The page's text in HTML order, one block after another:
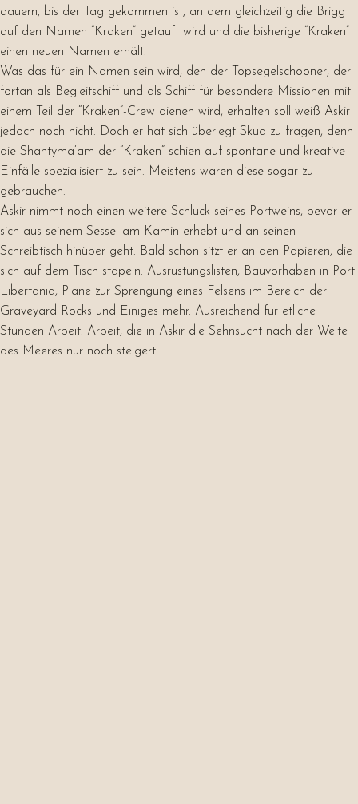
dauern, bis der Tag gekommen ist, an dem gleichzeitig die Brigg
auf den Namen “Kraken” getauft wird und die bisherige “Kraken”
einen neuen Namen erhält.
Was das für ein Namen sein wird, den der Topsegelschooner, der
fortan als Begleitschiff und als Schiff für besondere Missionen mit
einem Teil der “Kraken”-Crew dienen wird, erhalten soll weiß Askir
jedoch noch nicht. Doch er hat sich überlegt Skua zu fragen, denn
die Shantyma’am der “Kraken” schien auf spontane und kreative
Einfälle spezialisiert zu sein. Meistens waren diese sogar zu
gebrauchen.
Askir nimmt noch einen weitere Schluck seines Portweins, bevor er
sich aus seinem Sessel am Kamin erhebt und an seinen
Schreibtisch hinüber geht. Bald schon sitzt er an den Papieren, die
sich auf dem Tisch stapeln. Ausrüstungslisten, Bauvorhaben in Port
Libertania, Pläne zur Sprengung eines Felsens im Bereich der
Graveyard Rocks und Einiges mehr. Ausreichend für etliche
Stunden Arbeit. Arbeit, die in Askir die Sehnsucht nach der Weite
des Meeres nur noch steigert.